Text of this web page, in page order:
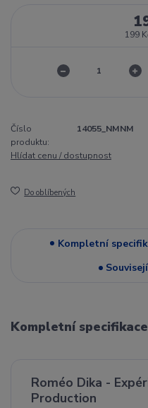
199
Číslo
produktu:
14055_NMNM
Hlídat cenu / dostupnost
Do oblíbených
Kompletní
Kompletní specifikace
Roméo Dika -
Production